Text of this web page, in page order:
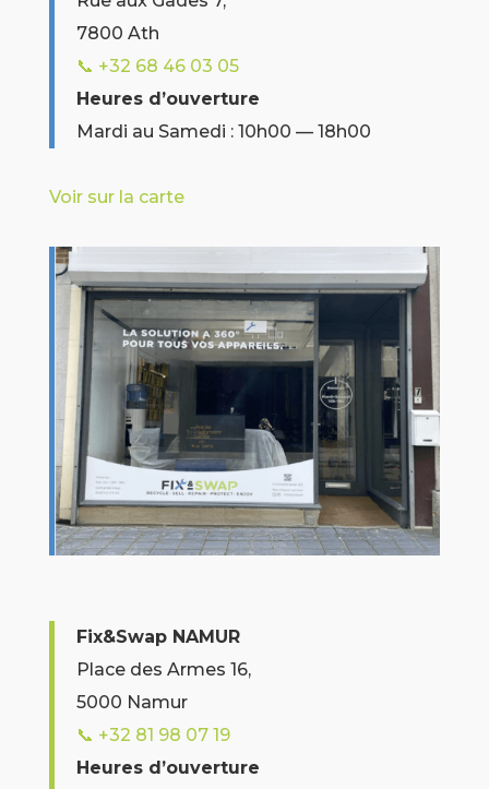
7800 Ath
📞 +32 68 46 03 05
Heures d’ouverture
Mardi au Samedi : 10h00 — 18h00
Voir sur la carte
Fix&Swap NAMUR
Place des Armes 16,
5000 Namur
📞 +32 81 98 07 19
Heures d’ouverture